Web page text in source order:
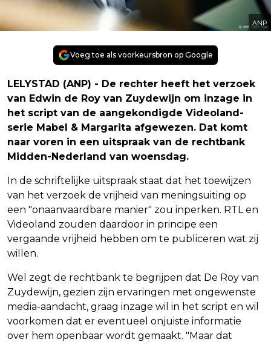
ANP
Voeg toe als voorkeursbron op Google
LELYSTAD (ANP) - De rechter heeft het verzoek
van Edwin de Roy van Zuydewijn om inzage in
het script van de aangekondigde Videoland-
serie Mabel & Margarita afgewezen. Dat komt
naar voren in een uitspraak van de rechtbank
Midden-Nederland van woensdag.
In de schriftelijke uitspraak staat dat het toewijzen
van het verzoek de vrijheid van meningsuiting op
een "onaanvaardbare manier" zou inperken. RTL en
Videoland zouden daardoor in principe een
vergaande vrijheid hebben om te publiceren wat zij
willen.
Wel zegt de rechtbank te begrijpen dat De Roy van
Zuydewijn, gezien zijn ervaringen met ongewenste
media-aandacht, graag inzage wil in het script en wil
voorkomen dat er eventueel onjuiste informatie
over hem openbaar wordt gemaakt. "Maar dat